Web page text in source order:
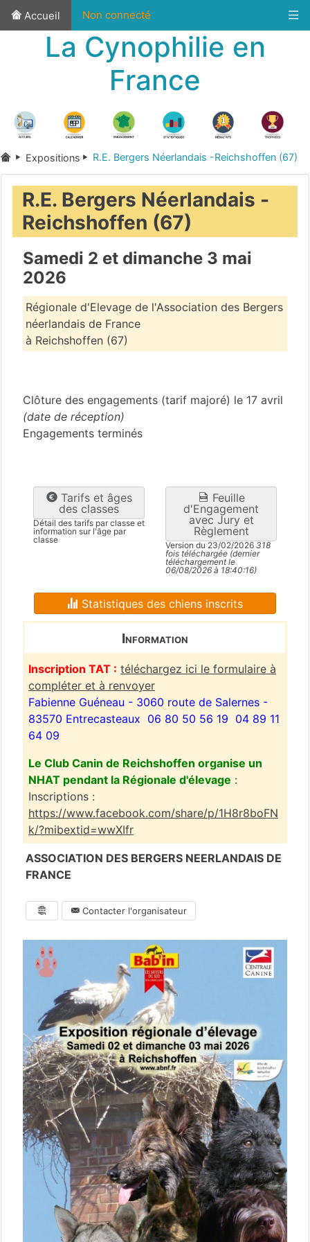
Accueil Non connecté
La Cynophilie en
France
Expositions R.E. Bergers Néerlandais -Reichshoffen (67)
R.E. Bergers Néerlandais -
Reichshoffen (67)
Samedi 2 et dimanche 3 mai
2026
Régionale d'Elevage de l'Association des Bergers
néerlandais de France
à Reichshoffen (67)
Clôture des engagements (tarif majoré) le 17 avril
(date de réception)
Engagements terminés
Tarifs et âges
des classes
Détail des tarifs par classe et
information sur l'âge par
classe
Feuille
d'Engagement
avec Jury et
Règlement
Version du 23/02/2026 318
fois téléchargée (dernier
téléchargement le
06/08/2026 à 18:40:16)
Statistiques des chiens inscrits
Information
Inscription TAT : téléchargez ici le formulaire à
compléter et à renvoyer
Fabienne Guéneau - 3060 route de Salernes -
83570 Entrecasteaux ­ 06 80 50 56 19 ­ 04 89 11
64 09
Le Club Canin de Reichshoffen organise un
NHAT pendant la Régionale d'élevage :
Inscriptions :
https://www.facebook.com/share/p/1H8r8boFN
k/?mibextid=wwXIfr
ASSOCIATION DES BERGERS NEERLANDAIS DE
FRANCE
Contacter l'organisateur